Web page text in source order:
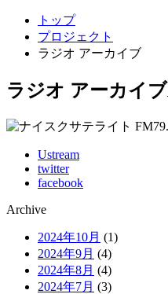
トップ
プロジェクト
ラジオ アーカイブ
ラジオ アーカイブ
Ustream
twitter
facebook
Archive
2024年10月 (1)
2024年9月 (4)
2024年8月 (4)
2024年7月 (3)